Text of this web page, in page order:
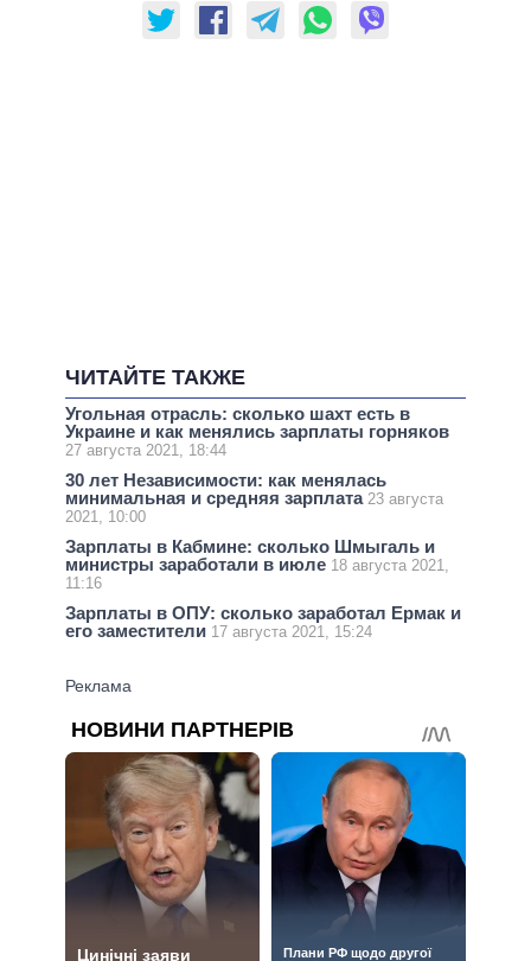
ЧИТАЙТЕ ТАКЖЕ
Угольная отрасль: сколько шахт есть в
Украине и как менялись зарплаты горняков
27 августа 2021, 18:44
30 лет Независимости: как менялась
минимальная и средняя зарплата 23 августа
2021, 10:00
Зарплаты в Кабмине: сколько Шмыгаль и
министры заработали в июле 18 августа 2021,
11:16
Зарплаты в ОПУ: сколько заработал Ермак и
его заместители 17 августа 2021, 15:24